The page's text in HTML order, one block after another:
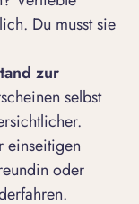
Du musst sie
zur
selbst
einseitigen
oder